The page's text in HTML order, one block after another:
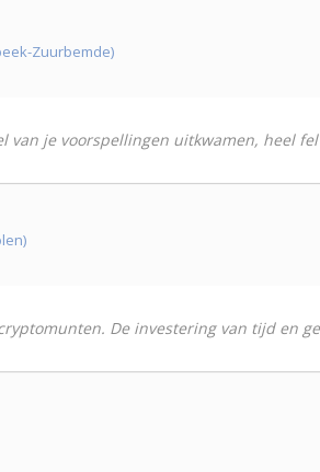
Zuurbemde)
van je voorspellingen uitkwamen, heel
De investering van tijd en